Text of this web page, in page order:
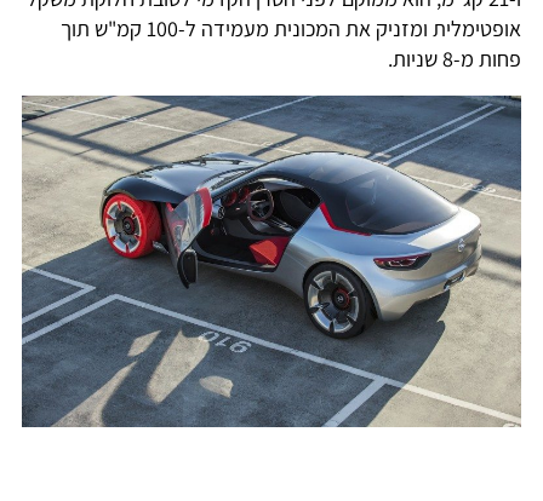
אופטימלית ומזניק את המכונית מעמידה ל-100 קמ"ש תוך
מ-8 שניות.